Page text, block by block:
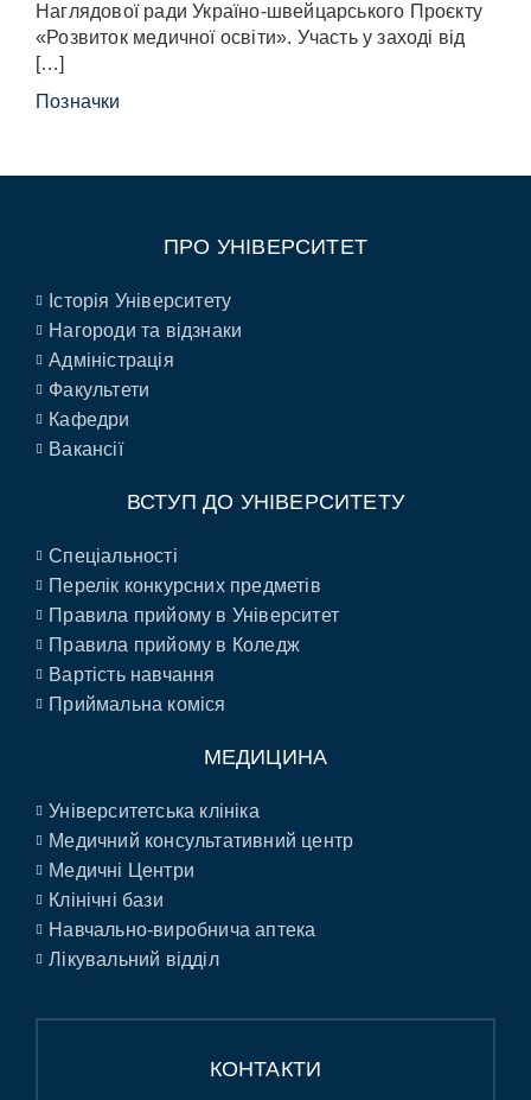
Наглядової ради Україно-швейцарського Проєкту
«Розвиток медичної освіти». Участь у заході від
[…]
Позначки
ПРО УНІВЕРСИТЕТ
Історія Університету
Нагороди та відзнаки
Адміністрація
Факультети
Кафедри
Вакансії
ВСТУП ДО УНІВЕРСИТЕТУ
Спеціальності
Перелік конкурсних предметів
Правила прийому в Університет
Правила прийому в Коледж
Вартість навчання
Приймальна коміся
МЕДИЦИНА
Університетська клініка
Медичний консультативний центр
Медичні Центри
Клінічні бази
Навчально-виробнича аптека
Лікувальний відділ
КОНТАКТИ